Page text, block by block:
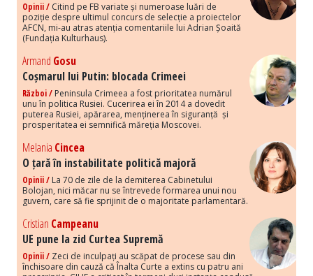
Opinii / Citind pe FB variate și numeroase luări de
poziție despre ultimul concurs de selecție a proiectelor
AFCN, mi-au atras atenția comentariile lui Adrian Șoaită
(Fundația Kulturhaus).
Armand Gosu
Coșmarul lui Putin: blocada Crimeei
Război / Peninsula Crimeea a fost prioritatea numărul
unu în politica Rusiei. Cucerirea ei în 2014 a dovedit
puterea Rusiei, apărarea, menținerea în siguranță și
prosperitatea ei semnifică măreția Moscovei.
Melania Cincea
O țară în instabilitate politică majoră
Opinii / La 70 de zile de la demiterea Cabinetului
Bolojan, nici măcar nu se întrevede formarea unui nou
guvern, care să fie sprijinit de o majoritate parlamentară.
Cristian Campeanu
UE pune la zid Curtea Supremă
Opinii / Zeci de inculpați au scăpat de procese sau din
închisoare din cauză că Înalta Curte a extins cu patru ani